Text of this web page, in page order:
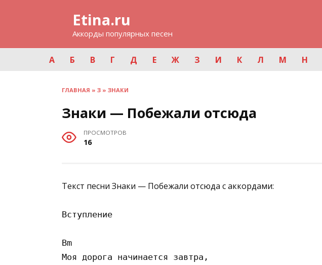
Etina.ru
Аккорды популярных песен
А Б В Г Д Е Ж З И К Л М Н
ГЛАВНАЯ » З » ЗНАКИ
Знаки — Побежали отсюда
ПРОСМОТРОВ
16
Текст песни Знаки — Побежали отсюда с аккордами:
Вступление
Bm
Моя дорога начинается завтра,